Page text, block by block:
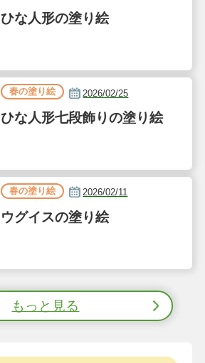
ひな人形の塗り絵
春の塗り絵 2026/02/25
ひな人形七段飾りの塗り絵
春の塗り絵 2026/02/11
ウグイスの塗り絵
もっと見る